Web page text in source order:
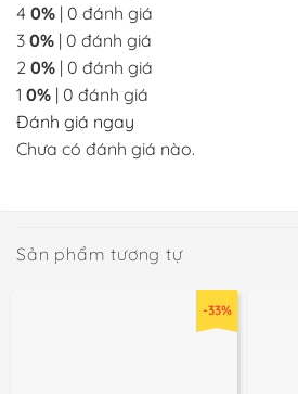
4 0% | 0 đánh giá
3 0% | 0 đánh giá
2 0% | 0 đánh giá
1 0% | 0 đánh giá
Đánh giá ngay
Chưa có đánh giá nào.
Sản phẩm tương tự
-33%